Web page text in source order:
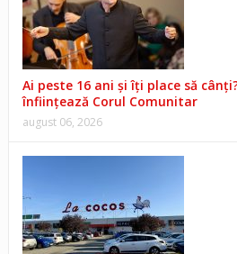
Ai peste 16 ani și îți place să
înființează Corul Comunitar
august 06, 2026